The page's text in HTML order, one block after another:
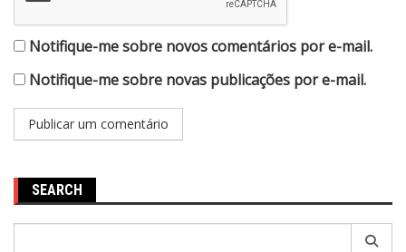
Notifique-me sobre novos comentários por e-mail.
Notifique-me sobre novas publicações por e-mail.
SEARCH